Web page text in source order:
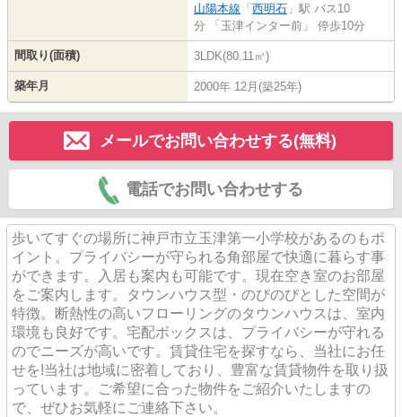
山陽本線 「 西明石 」駅 バス10
分 「玉津インター前」 停歩10分
間取り(面積) 3LDK(80.11㎡)
築年月 2000年 12月(築25年)
メールでお問い合わせする(無料)
電話でお問い合わせする
歩いてすぐの場所に神戸市立玉津第一小学校があるのもポ
イント。プライバシーが守られる角部屋で快適に暮らす事
ができます。入居も案内も可能です。現在空き室のお部屋
をご案内します。タウンハウス型・のびのびとした空間が
特徴。断熱性の高いフローリングのタウンハウスは、室内
環境も良好です。宅配ボックスは、プライバシーが守れる
のでニーズが高いです。賃貸住宅を探すなら、当社にお任
せを!当社は地域に密着しており、豊富な賃貸物件を取り扱
っています。ご希望に合った物件をご紹介いたしますの
で、ぜひお気軽にご連絡下さい。